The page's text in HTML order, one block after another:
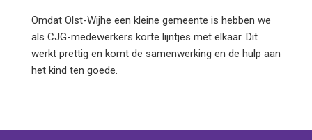
Omdat Olst-Wijhe een kleine gemeente is hebben we
als CJG-medewerkers korte lijntjes met elkaar. Dit
werkt prettig en komt de samenwerking en de hulp aan
het kind ten goede.